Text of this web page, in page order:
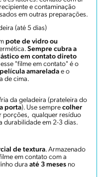
e contaminação
em outras preparações.
(até 5 dias)
pote de vidro ou
Sempre cubra a
em contato direto
"filme em contato" é o
película amarelada e o
de cima.
da geladeira (prateleira do
porta). Use sempre colher
porções, qualquer resíduo
durabilidade em 2-3 dias.
de textura. Armazenado
em contato com a
dura até 3 meses no